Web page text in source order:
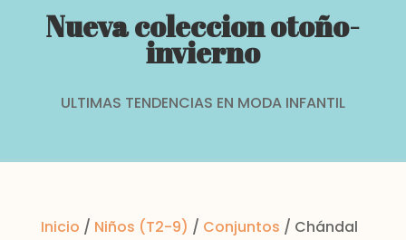
Nueva coleccion otoño-
invierno
ULTIMAS TENDENCIAS EN MODA INFANTIL
Inicio / Niños (T2-9) / Conjuntos / Chándal